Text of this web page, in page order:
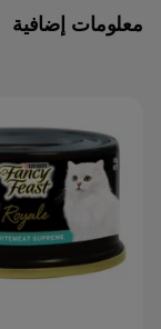
معلومات إضافية